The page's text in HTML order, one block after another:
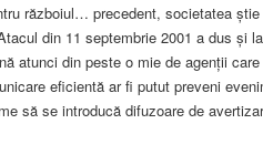
războiul… precedent, societatea
din 11 septembrie 2001 a dus și
atunci din peste o mie de agenții
eficientă ar fi putut preveni
să se introducă difuzoare de